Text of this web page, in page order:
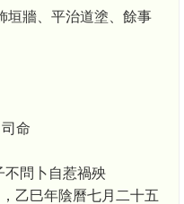
垣牆、平治道塗、餘事
命
不問卜自惹禍殃
乙巳年陰曆七月二十五